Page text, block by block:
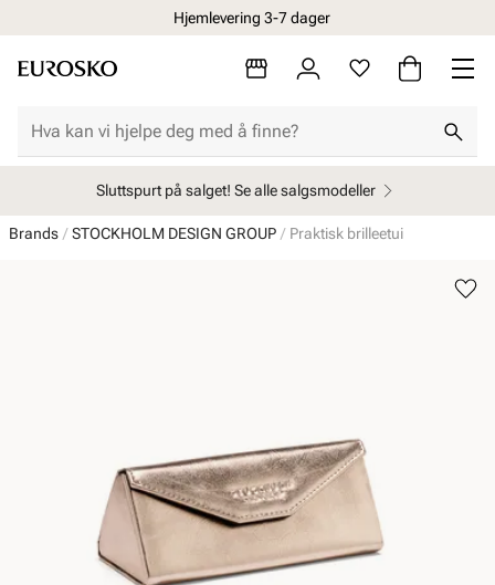
Hjemlevering 3-7 dager
Sluttspurt på salget! Se alle salgsmodeller
Brands STOCKHOLM DESIGN GROUP Praktisk brilleetui